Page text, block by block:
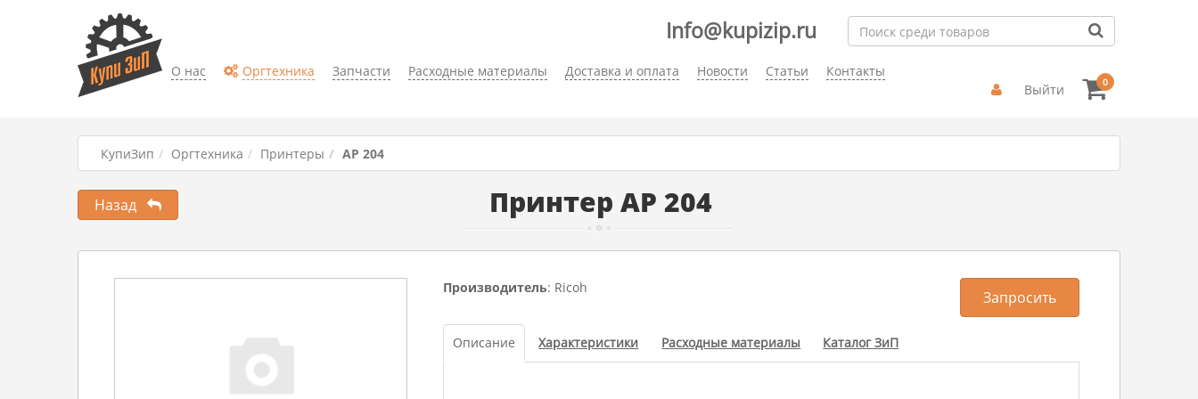
О нас Оргтехника Запчасти Расходные материалы Доставка и оплата Новости Статьи Контакты
Info@kupizip.ru
Выйти 0
КупиЗип Оргтехника Принтеры AP 204
Принтер AP 204
Назад
Производитель: Ricoh
Запросить
Описание Характеристики Расходные материалы Каталог ЗиП